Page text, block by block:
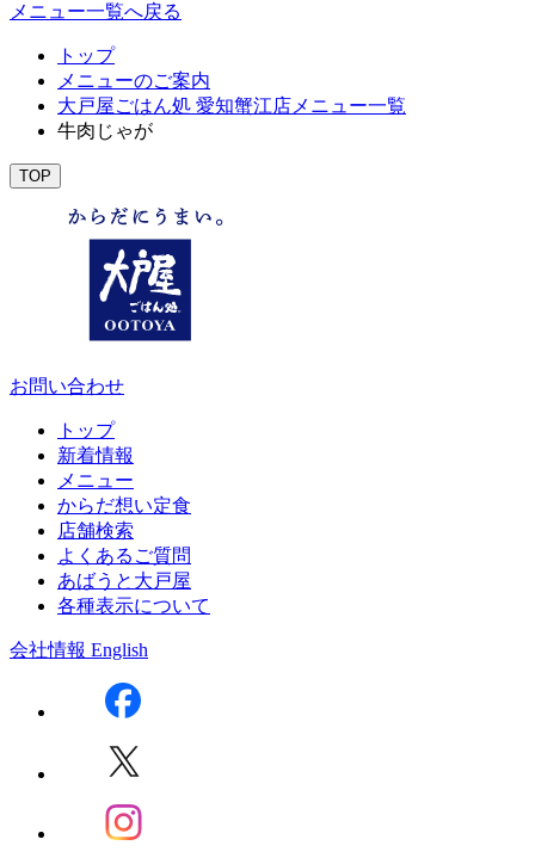
メニュー一覧へ戻る
トップ
メニューのご案内
大戸屋ごはん処 愛知蟹江店メニュー一覧
牛肉じゃが
TOP
お問い合わせ
トップ
新着情報
メニュー
からだ想い定食
店舗検索
よくあるご質問
あばうと大戸屋
各種表示について
会社情報 English